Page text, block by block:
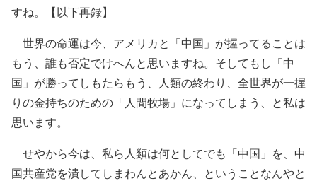
すね。【以下再録】
世界の命運は今、アメリカと「中国」が握ってることは
もう、誰も否定でけへんと思いますね。そしてもし「中
国」が勝ってしもたらもう、人類の終わり、全世界が一握
りの金持ちのための「人間牧場」になってしまう、と私は
思います。
せやから今は、私ら人類は何としてでも「中国」を、中
国共産党を潰してしまわんとあかん、ということなんやと